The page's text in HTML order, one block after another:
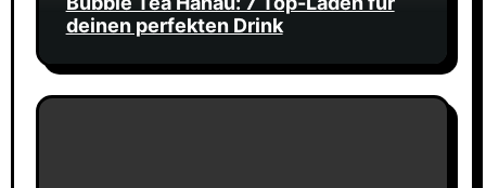
deinen perfekten Drink